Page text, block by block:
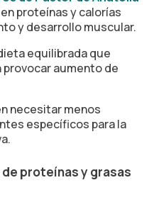
proteínas y calorías
y desarrollo muscular.
equilibrada que
aumento de
necesitar menos
específicos para la
proteínas y grasas